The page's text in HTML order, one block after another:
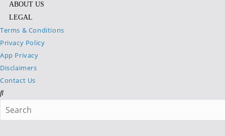
ABOUT US
LEGAL
Terms & Conditions
Privacy Policy
App Privacy
Disclaimers
Contact Us
Search
this